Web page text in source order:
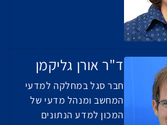
ד"ר אורן גליקמן
חבר סגל במחלקה למדעי
המחשב ומנהל מדעי של
המכון למדע הנתונים